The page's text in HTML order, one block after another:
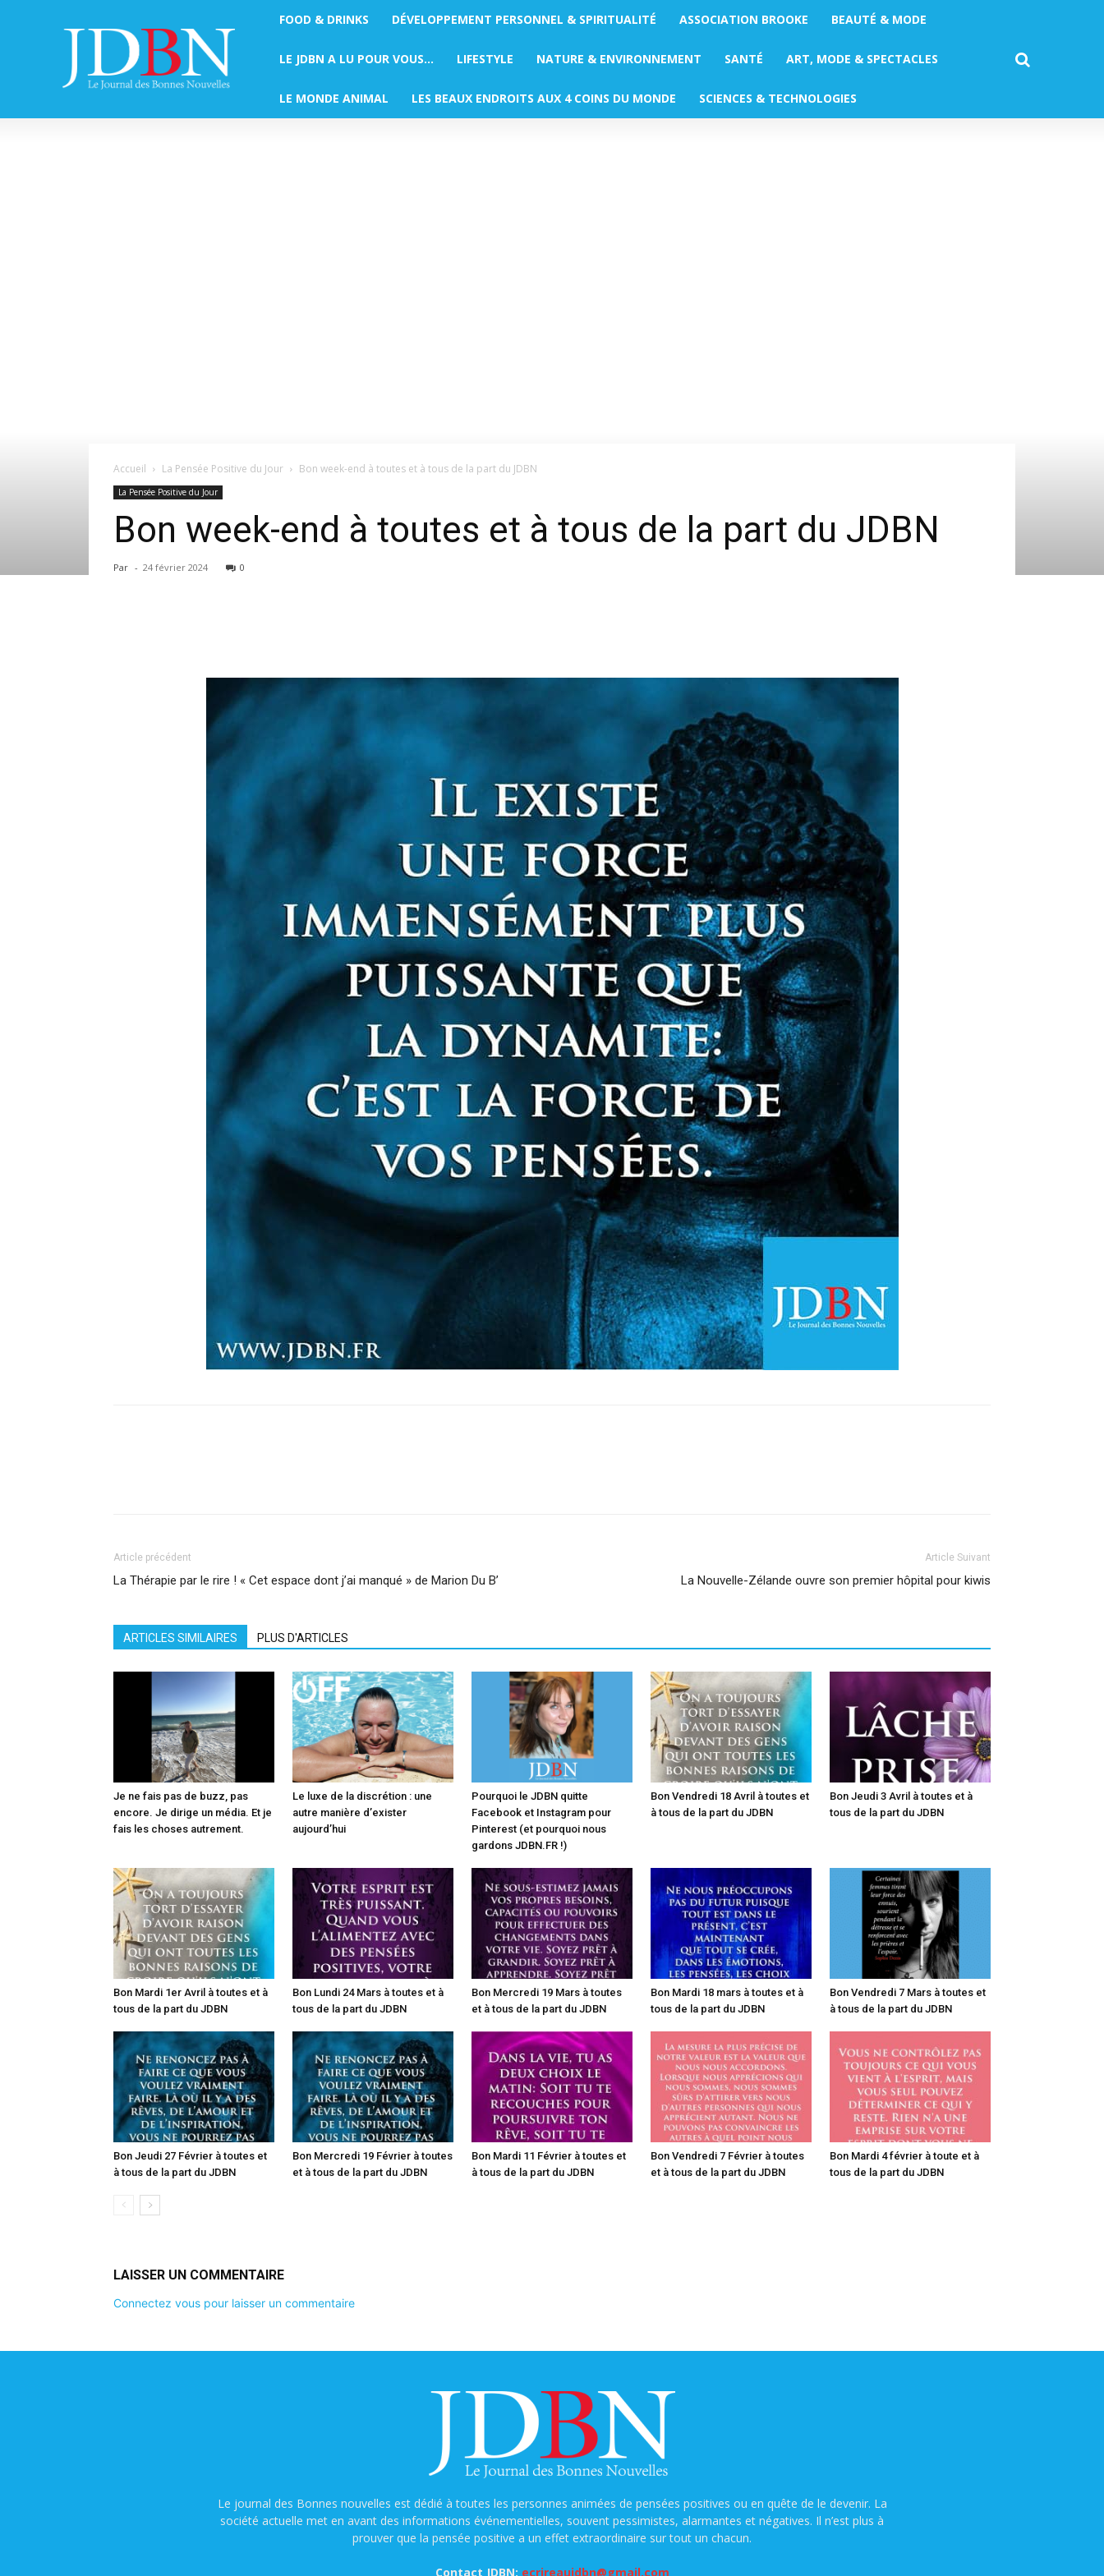
FOOD & DRINKS DÉVELOPPEMENT PERSONNEL & SPIRITUALITÉ ASSOCIATION BROOKE BEAUTÉ & MODE
LE JDBN A LU POUR VOUS… LIFESTYLE NATURE & ENVIRONNEMENT SANTÉ ART, MODE & SPECTACLES
LE MONDE ANIMAL LES BEAUX ENDROITS AUX 4 COINS DU MONDE SCIENCES & TECHNOLOGIES
Accueil La Pensée Positive du Jour Bon week-end à toutes et à tous de la part du JDBN
La Pensée Positive du Jour
Bon week-end à toutes et à tous de la part du JDBN
Par - 24 février 2024 0
Article précédent
La Thérapie par le rire ! « Cet espace dont j’ai manqué » de Marion Du B’
Article Suivant
La Nouvelle-Zélande ouvre son premier hôpital pour kiwis
ARTICLES SIMILAIRES PLUS D'ARTICLES
Je ne fais pas de buzz, pas
encore. Je dirige un média. Et je
fais les choses autrement.
Le luxe de la discrétion : une
autre manière d’exister
aujourd’hui
Pourquoi le JDBN quitte
Facebook et Instagram pour
Pinterest (et pourquoi nous
gardons JDBN.FR !)
Bon Vendredi 18 Avril à toutes et
à tous de la part du JDBN
Bon Jeudi 3 Avril à toutes et à
tous de la part du JDBN
Bon Mardi 1er Avril à toutes et à
tous de la part du JDBN
Bon Lundi 24 Mars à toutes et à
tous de la part du JDBN
Bon Mercredi 19 Mars à toutes
et à tous de la part du JDBN
Bon Mardi 18 mars à toutes et à
tous de la part du JDBN
Bon Vendredi 7 Mars à toutes et
à tous de la part du JDBN
Bon Jeudi 27 Février à toutes et
à tous de la part du JDBN
Bon Mercredi 19 Février à toutes
et à tous de la part du JDBN
Bon Mardi 11 Février à toutes et
à tous de la part du JDBN
Bon Vendredi 7 Février à toutes
et à tous de la part du JDBN
Bon Mardi 4 février à toute et à
tous de la part du JDBN
LAISSER UN COMMENTAIRE
Connectez vous pour laisser un commentaire
Le journal des Bonnes nouvelles est dédié à toutes les personnes animées de pensées positives ou en quête de le devenir. La
société actuelle met en avant des informations événementielles, souvent pessimistes, alarmantes et négatives. Il n’est plus à
prouver que la pensée positive a un effet extraordinaire sur tout un chacun.
Contact JDBN: ecrireaujdbn@gmail.com